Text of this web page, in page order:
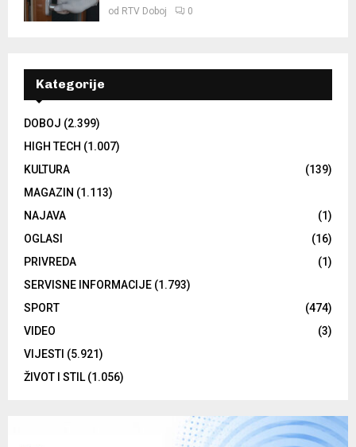
od RTV Doboj 0
Kategorije
DOBOJ (2.399)
HIGH TECH (1.007)
KULTURA
(139)
MAGAZIN (1.113)
NAJAVA
(1)
OGLASI
(16)
PRIVREDA
(1)
SERVISNE INFORMACIJE (1.793)
SPORT
(474)
VIDEO
(3)
VIJESTI (5.921)
ŽIVOT I STIL (1.056)